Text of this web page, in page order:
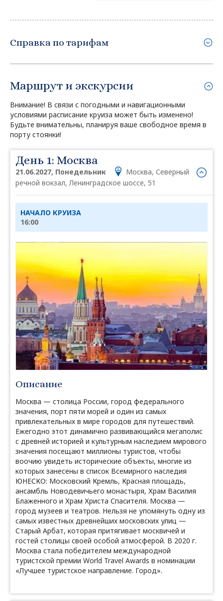
Справка по тарифам
Маршрут и экскурсии
Внимание! В связи с погодными и навигационными
условиями расписание круиза может быть изменено!
Будьте внимательны, планируя ваше свободное время в
порту стоянки!
День 1: Москва
21.06.2027, Понедельник
Москва, Северный
речной вокзал, Ленинградское шоссе, 51
НАЧАЛО КРУИЗА
16:00
Описание
Москва — столица России, город федерального
значения, порт пяти морей и один из самых
привлекательных в мире городов для путешествий.
Ежегодно этот динамично развивающийся мегаполис
с древней историей и культурным наследием мирового
значения посещают миллионы туристов, чтобы
воочию увидеть исторические объекты, многие из
которых занесены в список Всемирного наследия
ЮНЕСКО: Московский Кремль, Красная площадь,
ансамбль Новодевичьего монастыря, Храм Василия
Блаженного и Храм Христа Спасителя. Москва —
город музеев и театров. Нельзя не упомянуть одну из
самых известных древнейших московских улиц —
Старый Арбат, которая притягивает москвичей и
гостей столицы своей особой атмосферой. В 2020 г.
Москва стала победителем международной
туристской премии World Travel Awards в номинации
«Лучшее туристское направление. Город».